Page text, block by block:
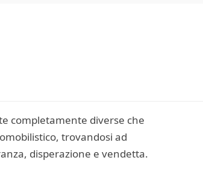
completamente diverse che
trovandosi ad
disperazione e vendetta.